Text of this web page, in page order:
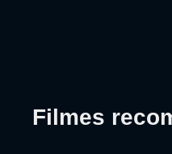
Filmes